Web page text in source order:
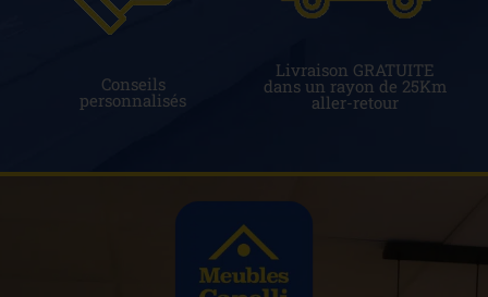
Conseils
personnalisés
Livraison GRATUITE
dans un rayon de 25Km
aller-retour